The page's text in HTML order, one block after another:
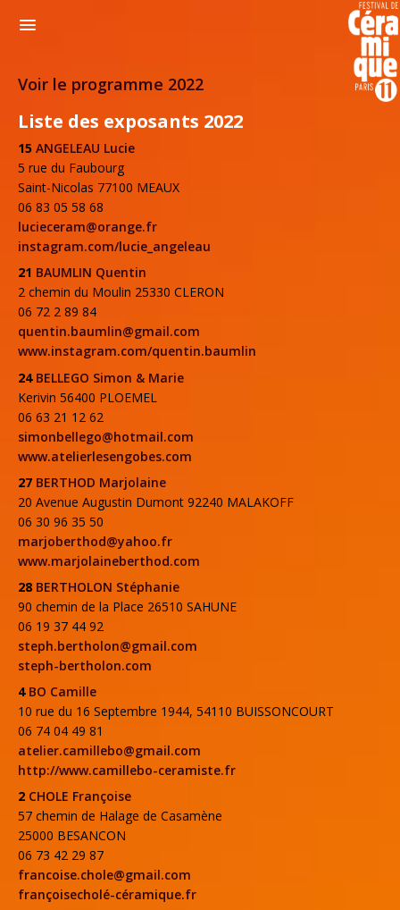
Voir le programme 2022
Liste des exposants 2022
15 ANGELEAU Lucie
5 rue du Faubourg
Saint-Nicolas 77100 MEAUX
06 83 05 58 68
lucieceram@orange.fr
instagram.com/lucie_angeleau
21 BAUMLIN Quentin
2 chemin du Moulin 25330 CLERON
06 72 2 89 84
quentin.baumlin@gmail.com
www.instagram.com/quentin.baumlin
24 BELLEGO Simon & Marie
Kerivin 56400 PLOEMEL
06 63 21 12 62
simonbellego@hotmail.com
www.atelierlesengobes.com
27 BERTHOD Marjolaine
20 Avenue Augustin Dumont 92240 MALAKOFF
06 30 96 35 50
marjoberthod@yahoo.fr
www.marjolaineberthod.com
28 BERTHOLON Stéphanie
90 chemin de la Place 26510 SAHUNE
06 19 37 44 92
steph.bertholon@gmail.com
steph-bertholon.com
4 BO Camille
10 rue du 16 Septembre 1944, 54110 BUISSONCOURT
06 74 04 49 81
atelier.camillebo@gmail.com
http://www.camillebo-ceramiste.fr
2 CHOLE Françoise
57 chemin de Halage de Casamène
25000 BESANCON
06 73 42 29 87
francoise.chole@gmail.com
françoisecholé-céramique.fr